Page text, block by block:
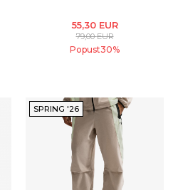
55,30 EUR
79,00EUR
Popust30%
SPRING '26